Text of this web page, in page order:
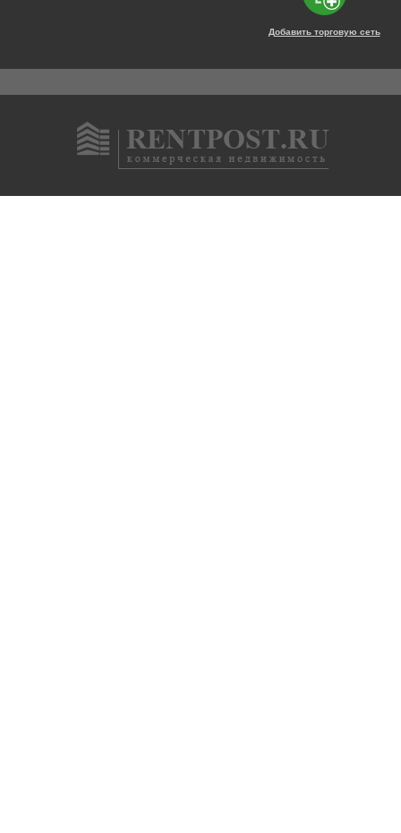
Добавить торговую сеть